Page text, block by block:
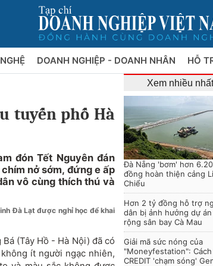
DOANH NGHIỆP - DOANH NHÂN HỖ
tuyến phố Hà
đón Tết Nguyên đán
nở sớm, đứng e ấp
vô cùng thích thú và
Đà Lạt được nghỉ học để khai
(Tây Hồ - Hà Nội) đã có
ít người ngạc nhiên,
Xem nhiều nhất
Đà Nẵng 'bơm' hơn
đồng hoàn thiện cảng
Chiểu
Hơn 2 tỷ đồng hỗ trợ
dân bị ảnh hưởng dự
rộng sân bay Cà Mau
Giải mã sức nóng của
"Moneyfestation": Cách
CREDIT 'chạm sóng'